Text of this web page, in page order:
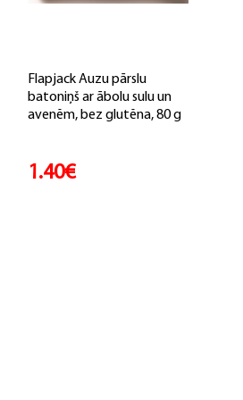
Flapjack Auzu pārslu
batoniņš ar ābolu sulu un
avenēm, bez glutēna, 80 g
1.40€